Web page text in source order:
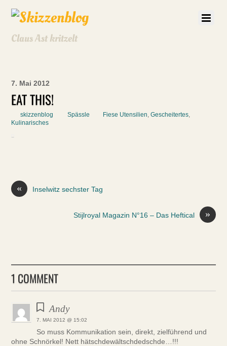
Claus Ast kritzelt
7. Mai 2012
EAT THIS!
skizzenblog Spässle Fiese Utensilien,Gescheitertes,
Kulinarisches
« Inselwitz sechster Tag
»
Stijlroyal Magazin N°16 – Das Heftical
1 COMMENT
Andy
7. MAI 2012 @ 15:02
So muss Kommunikation sein, direkt, zielführend und
ohne Schnörkel! Nett hätschdewältschdedschde…!!!